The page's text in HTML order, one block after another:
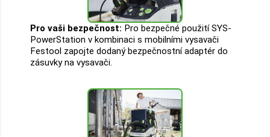
Pro vaši bezpečnost: Pro bezpečné použití SYS-
PowerStation v kombinaci s mobilními vysavači
Festool zapojte dodaný bezpečnostní adaptér do
zásuvky na vysavači.